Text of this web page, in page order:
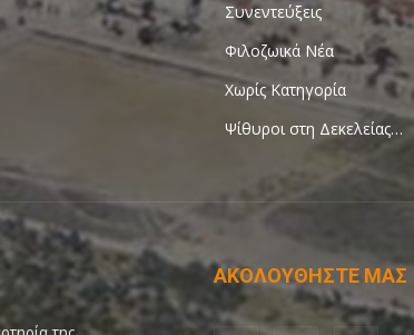
Συνεντεύξεις
Φιλοζωικά Νέα
Χωρίς Κατηγορία
Ψίθυροι στη Δεκελείας…
ΑΚΟΛΟΥΘΗΣΤΕ ΜΑΣ